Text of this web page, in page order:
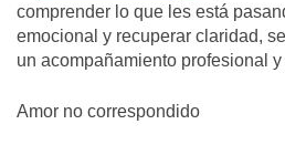
comprender lo que les está
emocional y recuperar claridad,
un acompañamiento profesional
Amor no correspondido